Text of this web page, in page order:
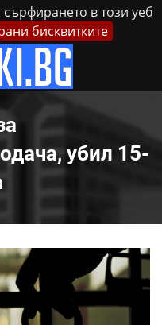
в този уеб
бисквитките
Реклама Контакти
убил 15-